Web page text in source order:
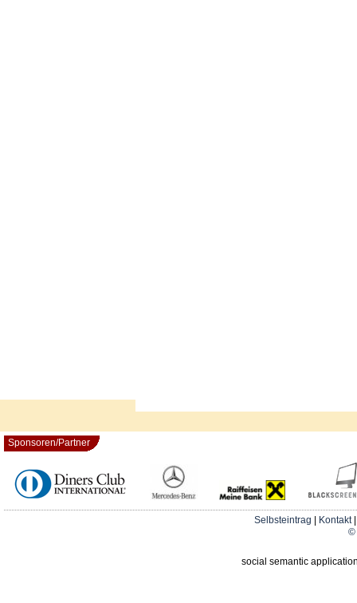
Sponsoren/Partner
Selbsteintrag Kontakt
©
social semantic